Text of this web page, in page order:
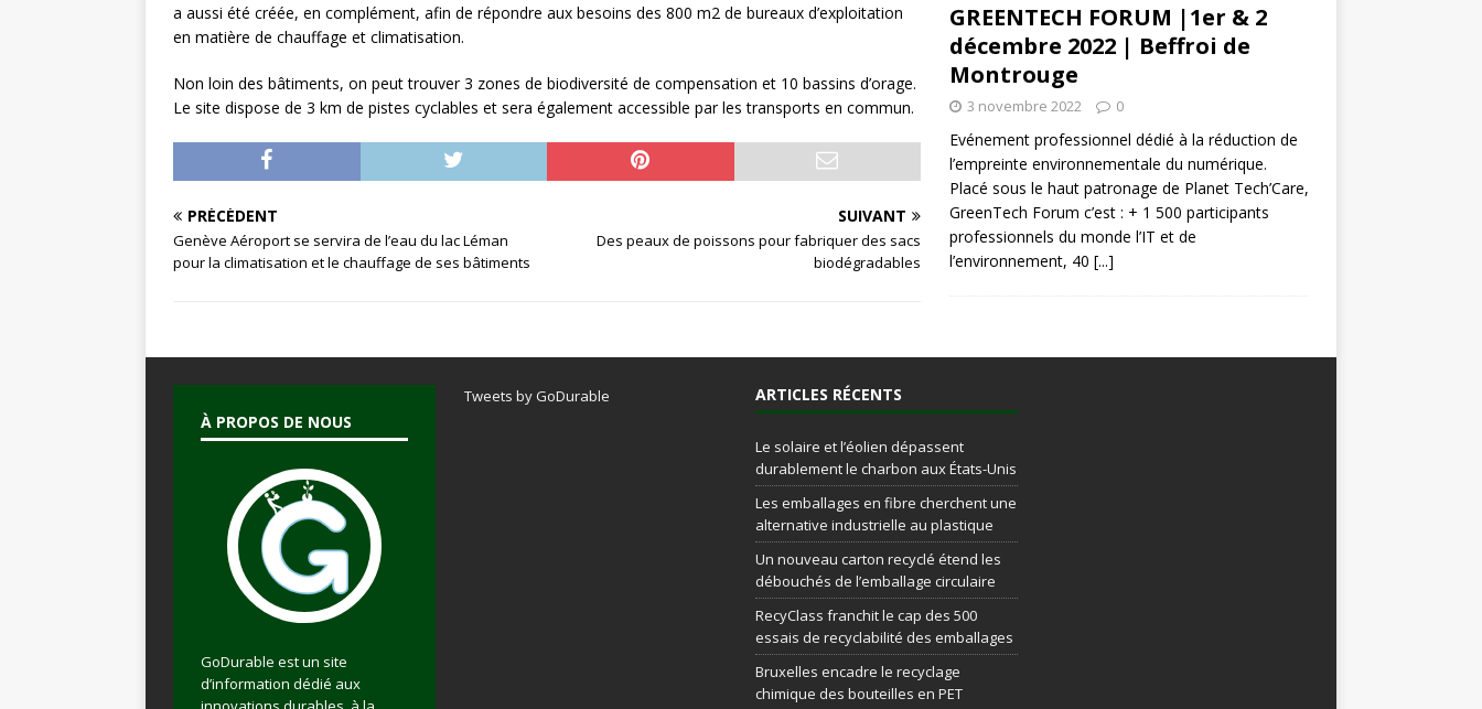
a aussi été créée, en complément, afin de répondre aux besoins des 800 m2 de bureaux d’exploitation
en matière de chauffage et climatisation.
Non loin des bâtiments, on peut trouver 3 zones de biodiversité de compensation et 10 bassins d’orage.
Le site dispose de 3 km de pistes cyclables et sera également accessible par les transports en commun.
PRÉCÉDENT
Genève Aéroport se servira de l’eau du lac Léman
pour la climatisation et le chauffage de ses bâtiments
SUIVANT
Des peaux de poissons pour fabriquer des sacs
biodégradables
GREENTECH FORUM |1er & 2
décembre 2022 | Beffroi de
Montrouge
3 novembre 2022 0
Evénement professionnel dédié à la réduction de
l’empreinte environnementale du numérique.
Placé sous le haut patronage de Planet Tech’Care,
GreenTech Forum c’est : + 1 500 participants
professionnels du monde l’IT et de
l’environnement, 40 [...]
À PROPOS DE NOUS
GoDurable est un site
d’information dédié aux
Tweets by GoDurable ARTICLES RÉCENTS
Le solaire et l’éolien dépassent
durablement le charbon aux États-Unis
Les emballages en fibre cherchent une
alternative industrielle au plastique
Un nouveau carton recyclé étend les
débouchés de l’emballage circulaire
RecyClass franchit le cap des 500
essais de recyclabilité des emballages
Bruxelles encadre le recyclage
chimique des bouteilles en PET